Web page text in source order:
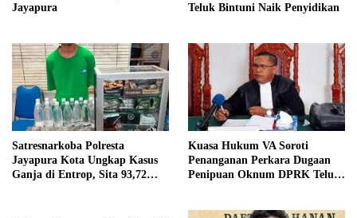
Jayapura
Teluk Bintuni Naik Penyidikan
Satresnarkoba Polresta
Jayapura Kota Ungkap Kasus
Ganja di Entrop, Sita 93,72
Kuasa Hukum VA Soroti
Penanganan Perkara Dugaan
Penipuan Oknum DPRK Teluk